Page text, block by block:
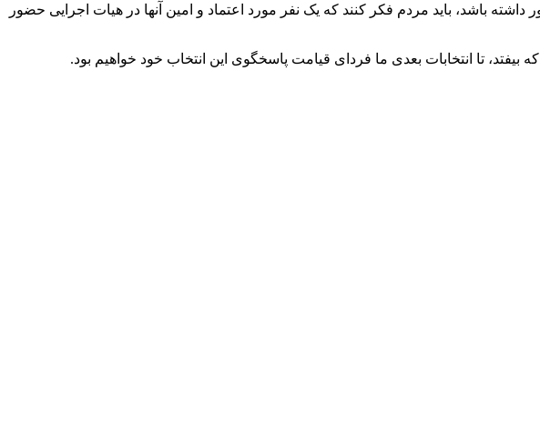
باشد، باید مردم فکر کنند که یک نفر مورد اعتماد و امین آنها در هیات اجرایی حضور
تا انتخابات بعدی ما فردای قیامت پاسخگوی این انتخاب خود خواهیم بود.